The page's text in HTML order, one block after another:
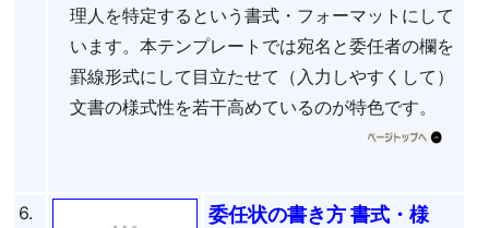
理人を特定するという書式・フォーマットにして
います。本テンプレートでは宛名と委任者の欄を
罫線形式にして目立たせて（入力しやすくして）
文書の様式性を若干高めているのが特色です。
6.
委任状の書き方 書式・様